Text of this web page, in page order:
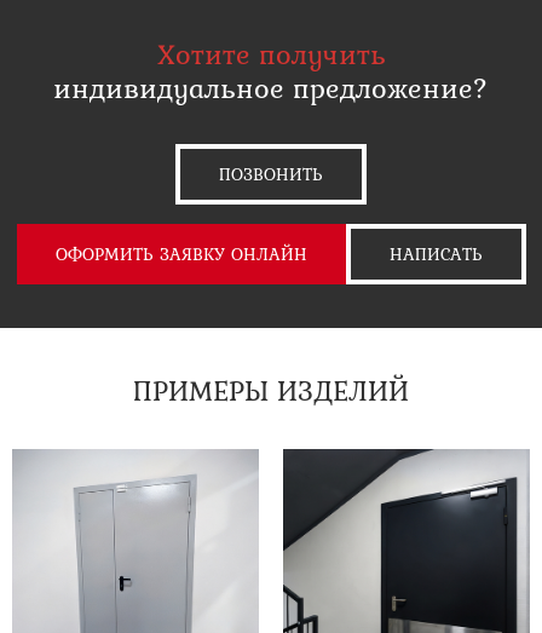
Хотите получить
индивидуальное предложение?
ПОЗВОНИТЬ
ОФОРМИТЬ ЗАЯВКУ ОНЛАЙН НАПИСАТЬ
ПРИМЕРЫ ИЗДЕЛИЙ